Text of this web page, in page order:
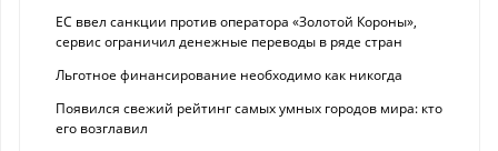
ЕС ввел санкции против оператора «Золотой Короны»,
сервис ограничил денежные переводы в ряде стран
Льготное финансирование необходимо как никогда
Появился свежий рейтинг самых умных городов мира: кто
его возглавил